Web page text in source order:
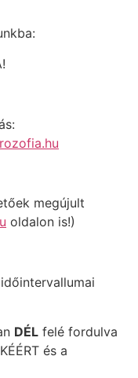
megújult
oldalon is!)
DÉL felé fordulva
és a